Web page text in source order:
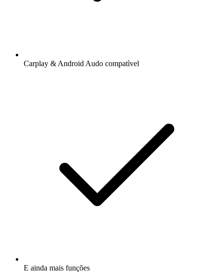
Carplay & Android Audo compatìvel
E ainda mais funções